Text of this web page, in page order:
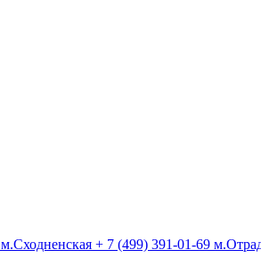
м.Сходненская + 7 (499) 391-01-69